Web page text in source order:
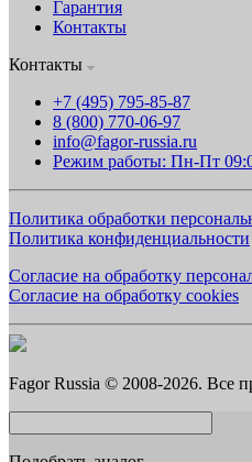
Гарантия
Контакты
Контакты
+7 (495) 795-85-87
8 (800) 770-06-97
info@fagor-russia.ru
Режим работы: Пн-Пт
Политика обработки
Политика конфиденциальности
Согласие на обработку
Согласие на обработку cookies
Fagor Russia © 2008-2026. Все